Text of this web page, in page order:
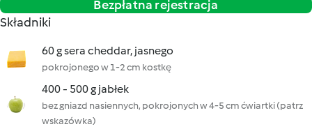
Bezpłatna rejestracja
Składniki
60 g sera cheddar, jasnego
pokrojonego w 1-2 cm kostkę
400 - 500 g jabłek
bez gniazd nasiennych, pokrojonych w 4-5 cm ćwiartki (patrz
wskazówka)